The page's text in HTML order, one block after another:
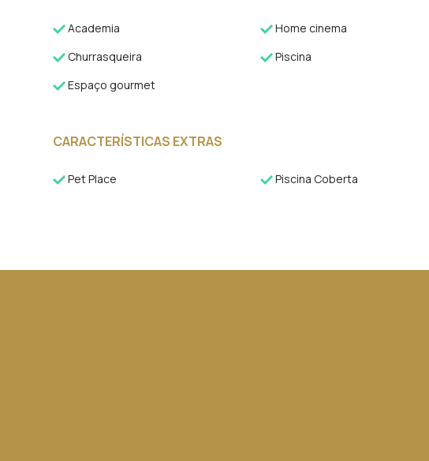
Academia Home cinema
Churrasqueira
Piscina
Espaço gourmet
CARACTERÍSTICAS EXTRAS
Pet Place Piscina Coberta